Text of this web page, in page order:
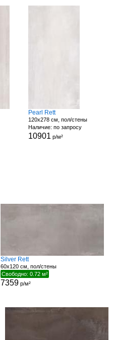
Pearl Rett
120x278 см, пол/стены
Наличие: по запросу
10901 р/м²
Silver Rett
60x120 см, пол/стены
Свободно: 0.72 м²
7359 р/м²